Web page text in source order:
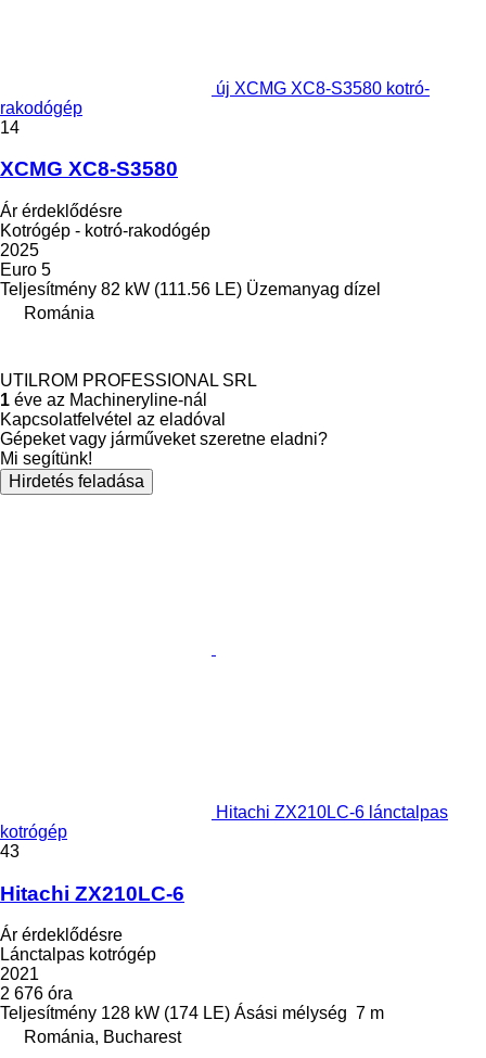
új XCMG XC8-S3580 kotró-
rakodógép
14
XCMG XC8-S3580
Ár érdeklődésre
Kotrógép - kotró-rakodógép
2025
Euro 5
Teljesítmény 82 kW (111.56 LE) Üzemanyag dízel
Románia
UTILROM PROFESSIONAL SRL
1 éve az Machineryline-nál
Kapcsolatfelvétel az eladóval
Gépeket vagy járműveket szeretne eladni?
Mi segítünk!
Hirdetés feladása
Hitachi ZX210LC-6 lánctalpas
kotrógép
43
Hitachi ZX210LC-6
Ár érdeklődésre
Lánctalpas kotrógép
2021
2 676 óra
Teljesítmény 128 kW (174 LE) Ásási mélység 7 m
Románia, Bucharest